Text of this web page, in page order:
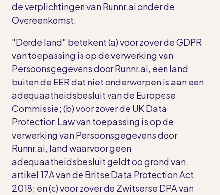
de verplichtingen van Runnr.ai onder de
Overeenkomst.
"Derde land" betekent (a) voor zover de GDPR
van toepassing is op de verwerking van
Persoonsgegevens door Runnr.ai, een land
buiten de EER dat niet onderworpen is aan een
adequaatheidsbesluit van de Europese
Commissie; (b) voor zover de UK Data
Protection Law van toepassing is op de
verwerking van Persoonsgegevens door
Runnr.ai, land waarvoor geen
adequaatheidsbesluit geldt op grond van
artikel 17A van de Britse Data Protection Act
2018; en (c) voor zover de Zwitserse DPA van